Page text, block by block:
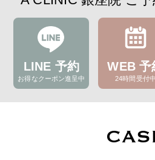
LINE 予約
お得なクーポン進呈中
WEB 予
24時間受付中